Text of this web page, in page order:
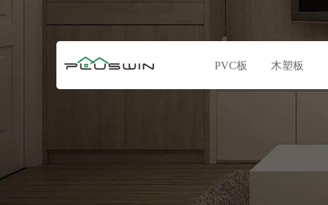
PVC板 木塑板